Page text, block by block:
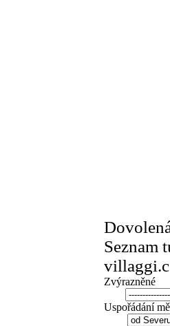
Seznam
Zvýrazněné
Uspořádání